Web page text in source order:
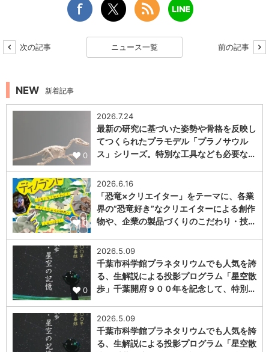
次の記事 ニュース一覧 前の記事
NEW 新着記事
0
2026.7.24
最新の研究に基づいた姿勢や骨格を反映し
てつくられたプラモデル「プラノサウル
ス」シリーズ。特別な工具なども必要な…
0
2026.6.16
「恐竜×クリエイター」をテーマに、各業
界の”恐竜好き”なクリエイターによる創作
物や、企業の製品づくりのこだわり・技…
0
2026.5.09
千葉市科学館プラネタリウムでも人気を誇
る、生解説による投影プログラム「星空散
歩」千葉開府９００年を記念して、特別…
2026.5.09
千葉市科学館プラネタリウムでも人気を誇
る、生解説による投影プログラム「星空散